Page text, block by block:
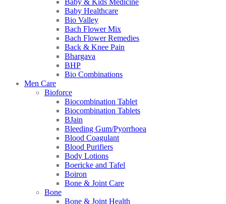
Baby & Kids Medicine
Baby Healthcare
Bio Valley
Bach Flower Mix
Bach Flower Remedies
Back & Knee Pain
Bhargava
BHP
Bio Combinations
Men Care
Bioforce
Biocombination Tablet
Biocombination Tablets
BJain
Bleeding Gum/Pyorrhoea
Blood Coagulant
Blood Purifiers
Body Lotions
Boericke and Tafel
Boiron
Bone & Joint Care
Bone
Bone & Joint Health